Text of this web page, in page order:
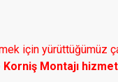
için yürüttüğümüz
Montajı